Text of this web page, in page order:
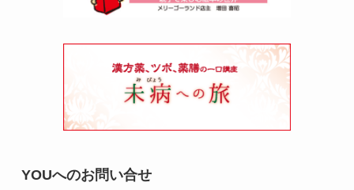
YOUへのお問い合せ